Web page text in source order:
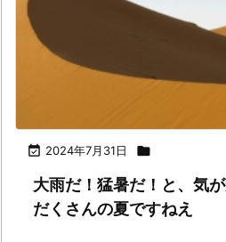
 2024年7月31日 
大雨だ！猛暑だ！と、気
だくさんの夏ですねえ